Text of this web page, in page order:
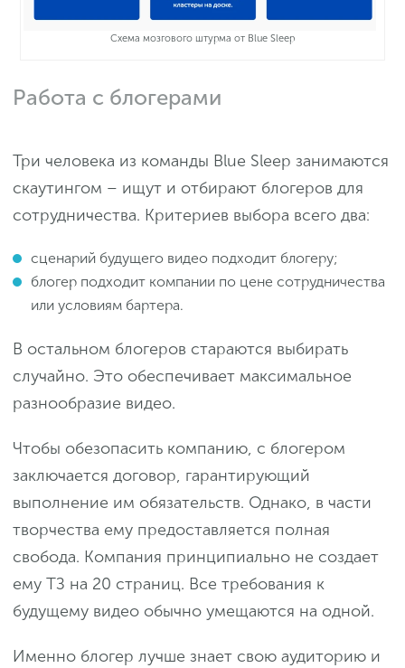
Схема мозгового штурма от Blue Sleep
Работа с блогерами
Три человека из команды Blue Sleep занимаются
скаутингом – ищут и отбирают блогеров для
сотрудничества. Критериев выбора всего два:
сценарий будущего видео подходит блогеру;
блогер подходит компании по цене сотрудничества
или условиям бартера.
В остальном блогеров стараются выбирать
случайно. Это обеспечивает максимальное
разнообразие видео.
Чтобы обезопасить компанию, с блогером
заключается договор, гарантирующий
выполнение им обязательств. Однако, в части
творчества ему предоставляется полная
свобода. Компания принципиально не создает
ему ТЗ на 20 страниц. Все требования к
будущему видео обычно умещаются на одной.
Именно блогер лучше знает свою аудиторию и